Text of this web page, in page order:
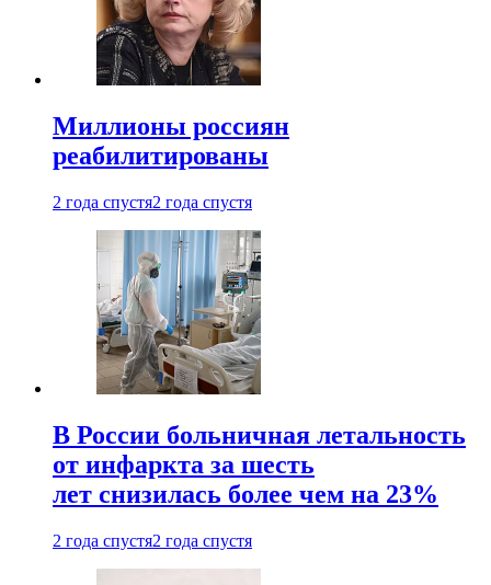
Миллионы россиян
реабилитированы
2 года спустя2 года спустя
В России больничная летальность
от инфаркта за шесть
лет снизилась более чем на 23%
2 года спустя2 года спустя